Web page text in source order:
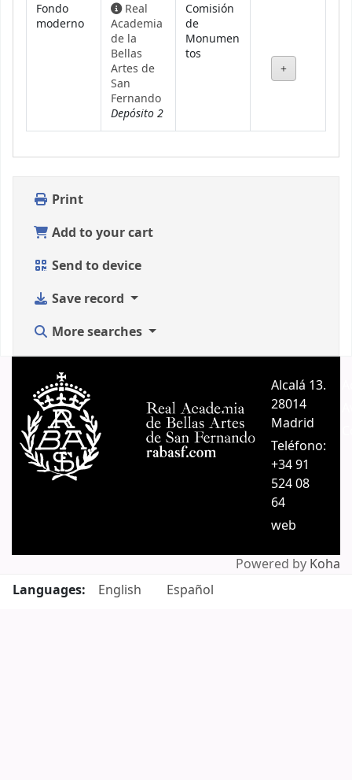
Fondo
moderno
Real
Academia
de la
Bellas
Artes de
San
Fernando
Depósito 2
Comisión
de
Monumen
tos
Print
Add to your cart
Send to device
Save record
More searches
Alcalá 13.
28014
Madrid
Teléfono:
+34 91
524 08
64
web
Powered by Koha
Languages:
English Español